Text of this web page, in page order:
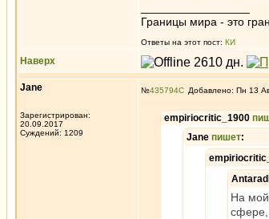
Границы мира - это
Ответы на этот пост: КИ
Наверх
Jane
Зарегистрирован:
20.09.2017
Суждений: 1209
№435794 Добавлено: Пн 13
empiriocritic_1900
Jane пишет:
На мой
сфере,